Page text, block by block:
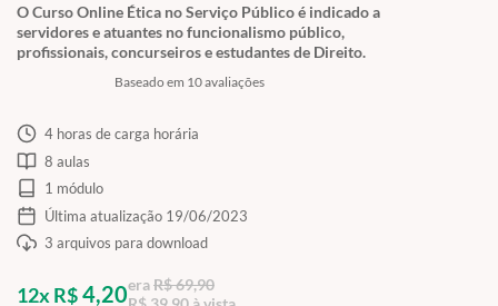
O Curso Online Ética no Serviço Público é indicado a
servidores e atuantes no funcionalismo público,
profissionais, concurseiros e estudantes de Direito.
Baseado em 10 avaliações
4 horas de carga horária
8 aulas
1 módulo
Última atualização 19/06/2023
3 arquivos para download
12x R$4,20eraR$ 69,90